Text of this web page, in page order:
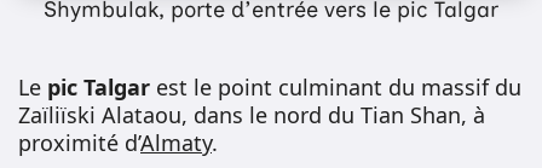
Shymbulak, porte d'entrée vers le pic Talgar
Le pic Talgar est le point culminant du massif du
Zaïliïski Alataou, dans le nord du Tian Shan, à
proximité d’Almaty.